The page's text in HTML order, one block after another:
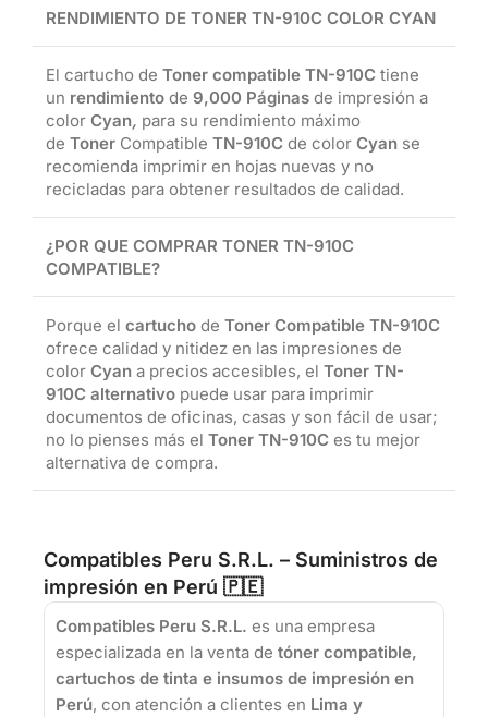
RENDIMIENTO DE TONER TN-910C COLOR CYAN
El cartucho de Toner compatible TN-910C tiene
un rendimiento de 9,000 Páginas de impresión a
color Cyan, para su rendimiento máximo
de Toner Compatible TN-910C de color Cyan se
recomienda imprimir en hojas nuevas y no
recicladas para obtener resultados de calidad.
¿POR QUE COMPRAR TONER TN-910C
COMPATIBLE?
Porque el cartucho de Toner Compatible TN-910C
ofrece calidad y nitidez en las impresiones de
color Cyan a precios accesibles, el Toner TN-
910C alternativo puede usar para imprimir
documentos de oficinas, casas y son fácil de usar;
no lo pienses más el Toner TN-910C es tu mejor
alternativa de compra.
Compatibles Peru S.R.L. – Suministros de
impresión en Perú 🇵🇪
Compatibles Peru S.R.L. es una empresa
especializada en la venta de tóner compatible,
cartuchos de tinta e insumos de impresión en
Perú, con atención a clientes en Lima y